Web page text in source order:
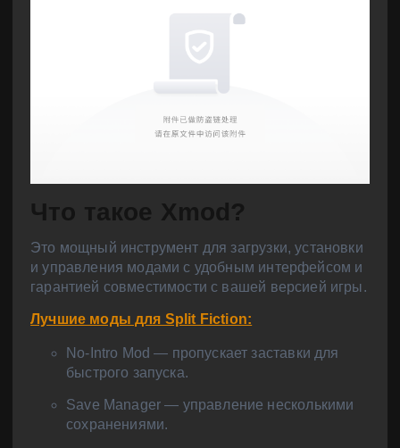
Что такое Xmod?
Это мощный инструмент для загрузки, установки
и управления модами с удобным интерфейсом и
гарантией совместимости с вашей версией игры.
Лучшие моды для Split Fiction:
No-Intro Mod — пропускает заставки для
быстрого запуска.
Save Manager — управление несколькими
сохранениями.